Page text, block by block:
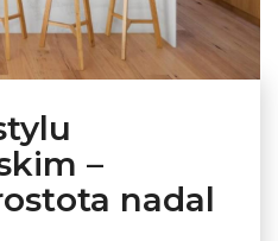
–
nadal